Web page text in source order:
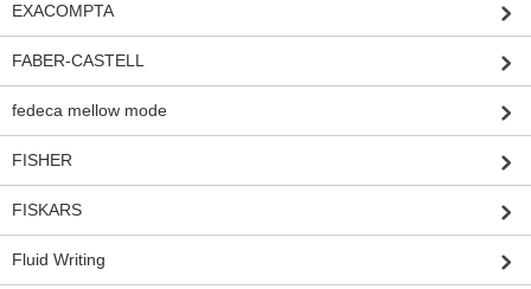
EXACOMPTA
FABER-CASTELL
fedeca mellow mode
FISHER
FISKARS
Fluid Writing